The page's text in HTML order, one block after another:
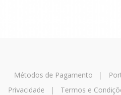
Métodos de Pagamento |
Privacidade | Termos e